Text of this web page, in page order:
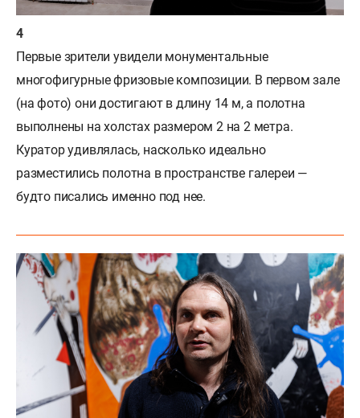
Первые зрители увидели монументальные
многофигурные фризовые композиции. В первом зале
(на фото) они достигают в длину 14 м, а полотна
выполнены на холстах размером 2 на 2 метра.
Куратор удивлялась, насколько идеально
разместились полотна в пространстве галереи —
будто писались именно под нее.